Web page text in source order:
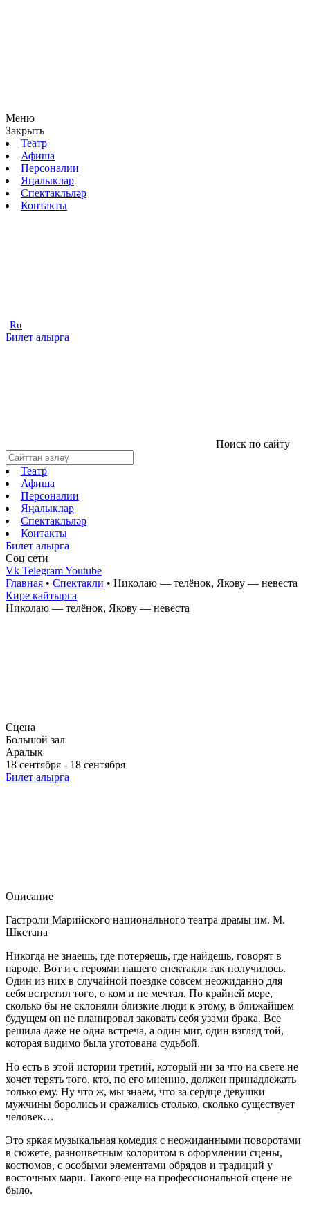
Меню
Закрыть
Театр
Афиша
Персоналии
Яңалыклар
Спектакльләр
Контакты
Ru
Билет алырга
Поиск по сайту
Театр
Афиша
Персоналии
Яңалыклар
Спектакльләр
Контакты
Билет алырга
Соц cети
Vk TelegramYoutube
Главная • Спектакли • Николаю — телёнок, Якову — невеста
Кире кайтырга
Николаю — телёнок, Якову — невеста
Сцена
Большой зал
Аралык
18 сентября - 18 сентября
Билет алырга
Описание
Гастроли Марийского национального театра драмы им. М.
Шкетана
Никогда не знаешь, где потеряешь, где найдешь, говорят в
народе. Вот и с героями нашего спектакля так получилось.
Один из них в случайной поездке совсем неожиданно для
себя встретил того, о ком и не мечтал. По крайней мере,
сколько бы не склоняли близкие люди к этому, в ближайшем
будущем он не планировал заковать себя узами брака. Все
решила даже не одна встреча, а один миг, один взгляд той,
которая видимо была уготована судьбой.
Но есть в этой истории третий, который ни за что на свете не
хочет терять того, кто, по его мнению, должен принадлежать
только ему. Ну что ж, мы знаем, что за сердце девушки
мужчины боролись и сражались столько, сколько существует
человек…
Это яркая музыкальная комедия с неожиданными поворотами
в сюжете, разноцветным колоритом в оформлении сцены,
костюмов, с особыми элементами обрядов и традиций у
восточных мари. Такого еще на профессиональной сцене не
было.